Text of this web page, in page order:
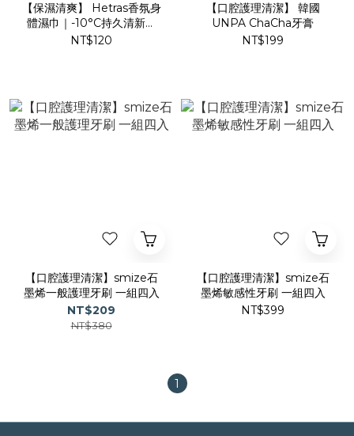
【保濕清爽】 Hetras香氛身
體濕巾｜-10°C持久清新濕
紙巾
NT$120
【口腔護理清潔】 韓國
UNPA ChaCha牙膏
NT$199
【口腔護理清潔】smize石
墨烯一般護理牙刷 一組四入
NT$209
NT$380
【口腔護理清潔】smize石
墨烯敏感性牙刷 一組四入
NT$399
1